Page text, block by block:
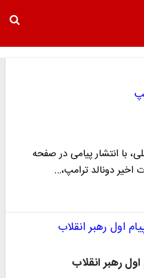
با انتشار پیامی در صفحه
دونالد ترامپ،…
رهبر انقلاب